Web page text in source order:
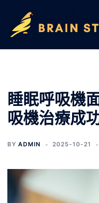
睡眠呼吸機
吸機治療成
BY ADMIN 2025-10-21